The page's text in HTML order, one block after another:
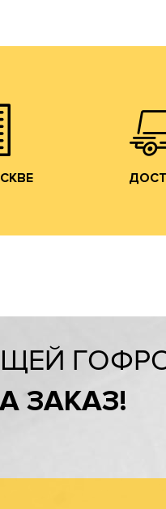
ЗАКАЗ!